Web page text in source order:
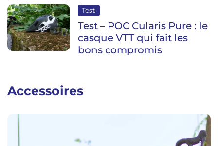
Test
Test – POC Cularis Pure : le
casque VTT qui fait les
bons compromis
Accessoires